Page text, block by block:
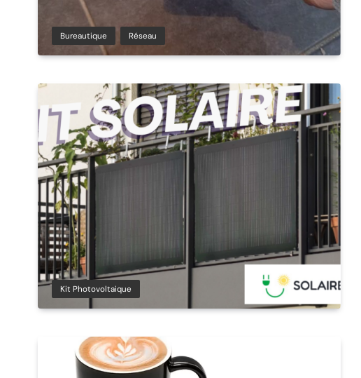
Bureautique Réseau
Kit Photovoltaique